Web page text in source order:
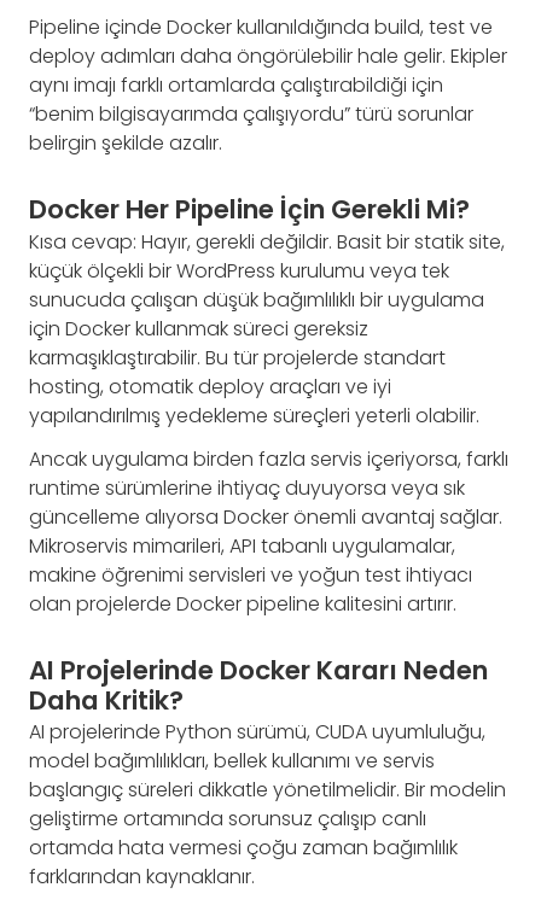
Pipeline içinde Docker kullanıldığında build, test ve
deploy adımları daha öngörülebilir hale gelir. Ekipler
aynı imajı farklı ortamlarda çalıştırabildiği için
“benim bilgisayarımda çalışıyordu” türü sorunlar
belirgin şekilde azalır.
Docker Her Pipeline İçin Gerekli Mi?
Kısa cevap: Hayır, gerekli değildir. Basit bir statik site,
küçük ölçekli bir WordPress kurulumu veya tek
sunucuda çalışan düşük bağımlılıklı bir uygulama
için Docker kullanmak süreci gereksiz
karmaşıklaştırabilir. Bu tür projelerde standart
hosting, otomatik deploy araçları ve iyi
yapılandırılmış yedekleme süreçleri yeterli olabilir.
Ancak uygulama birden fazla servis içeriyorsa, farklı
runtime sürümlerine ihtiyaç duyuyorsa veya sık
güncelleme alıyorsa Docker önemli avantaj sağlar.
Mikroservis mimarileri, API tabanlı uygulamalar,
makine öğrenimi servisleri ve yoğun test ihtiyacı
olan projelerde Docker pipeline kalitesini artırır.
AI Projelerinde Docker Kararı Neden
Daha Kritik?
AI projelerinde Python sürümü, CUDA uyumluluğu,
model bağımlılıkları, bellek kullanımı ve servis
başlangıç süreleri dikkatle yönetilmelidir. Bir modelin
geliştirme ortamında sorunsuz çalışıp canlı
ortamda hata vermesi çoğu zaman bağımlılık
farklarından kaynaklanır.